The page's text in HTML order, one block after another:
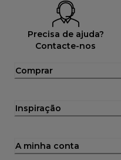
Precisa de ajuda?
Contacte-nos
Comprar
Inspiração
A minha conta